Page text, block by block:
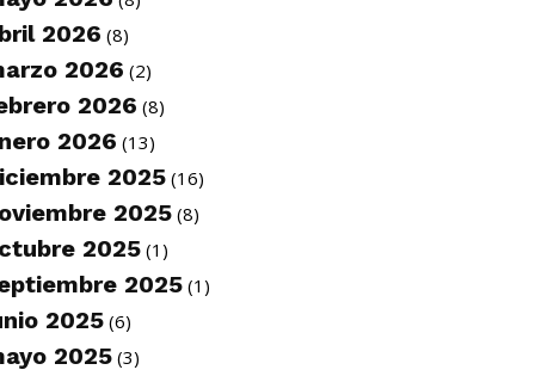
2026 (8)
2026 (2)
2026 (8)
2026 (13)
2025(16)
2025(8)
2025(1)
2025 (1)
2025(6)
2025 (3)